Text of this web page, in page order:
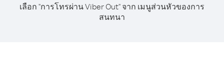
เลือก "การโทรผ่าน Viber Out" จาก เมนูส่วนหัวของการ
สนทนา